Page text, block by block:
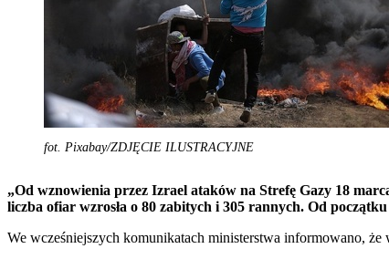
fot. Pixabay/ZDJĘCIE ILUSTRACYJNE
„Od wznowienia przez Izrael ataków na Strefę Gazy 18
liczba ofiar wzrosła o 80 zabitych i 305 rannych. Od
We wcześniejszych komunikatach ministerstwa informowano,